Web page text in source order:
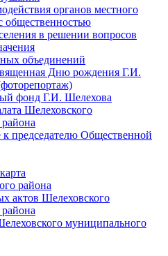
органов местного
общественностью
в решении вопросов
объединений
Дню рождения Г.И.
фонд Г.И. Шелехова
Шелеховского
председателю Общественной
района
актов Шелеховского
муниципального